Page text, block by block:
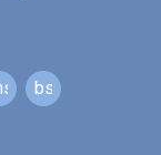
bsky